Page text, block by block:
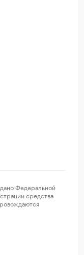
Федеральной
средства